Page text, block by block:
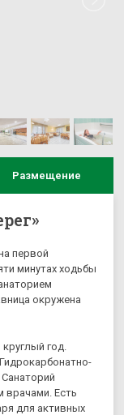
Размещение
первой
минутах ходьбы
окружена
год.
врачами. Есть
для активных